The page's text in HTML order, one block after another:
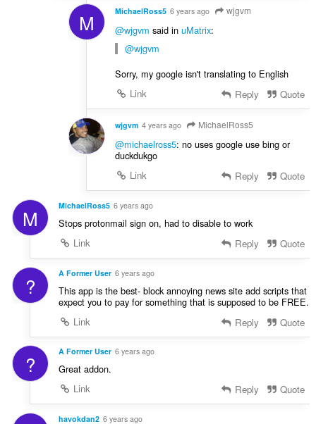
M MichaelRoss5 6 years ago wjgvm
@wjgvm said in uMatrix:
@wjgvm
Sorry, my google isn't translating to English
Link
Reply Quote
wjgvm 4 years ago MichaelRoss5
@michaelross5: no uses google use bing or
duckdukgo
Link
Reply Quote
M MichaelRoss5 6 years ago
Stops protonmail sign on, had to disable to work
Link
Reply Quote
? A Former User 6 years ago
This app is the best- block annoying news site add scripts that
expect you to pay for something that is supposed to be FREE.
Link
Reply Quote
? A Former User 6 years ago
Great addon.
Link
Reply Quote
havokdan2 6 years ago